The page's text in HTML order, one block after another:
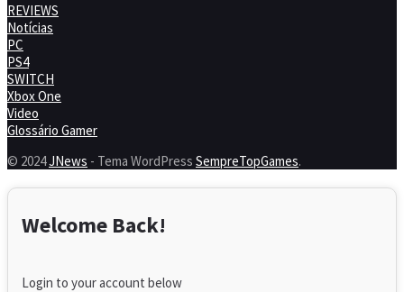
REVIEWS
Notícias
PC
PS4
SWITCH
Xbox One
Video
Glossário Gamer
© 2024JNews - Tema WordPress SempreTopGames.
Welcome Back!
Login to your account below